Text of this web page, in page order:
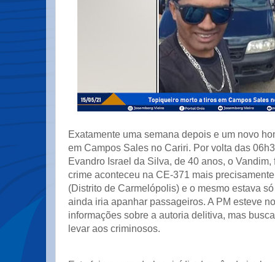
Exatamente uma semana depois e um novo
em Campos Sales no Cariri. Por volta das
Evandro Israel da Silva, de 40 anos, o Vandim,
crime aconteceu na CE-371 mais
(Distrito de Carmelópolis) e o mesmo estava
ainda iria apanhar passageiros. A PM esteve
informações sobre a autoria delitiva, mas
levar aos criminosos.